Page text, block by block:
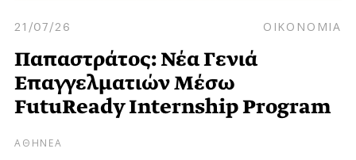
21/07/26 ΟΙΚΟΝΟΜΙΑ
Παπαστράτος: Νέα Γενιά
Επαγγελματιών Μέσω
FutuReady Internship Program
ΑΘΗΝΕΑ